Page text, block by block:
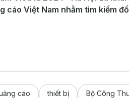
cáo Việt Nam nhằm tìm kiếm
cáo thiết bị Bộ Công